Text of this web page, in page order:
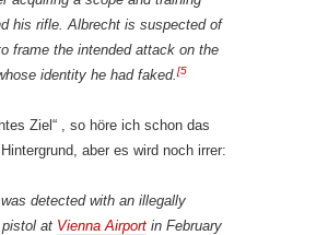
his rifle. Albrecht is suspected of
frame the intended attack on the
identity he had faked. [5
Ziel“ , so höre ich schon das
aber es wird noch irrer:
detected with an illegally
at Vienna Airport in February